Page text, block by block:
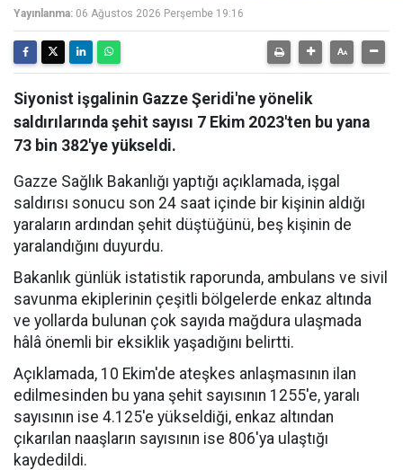
Yayınlanma: 06 Ağustos 2026 Perşembe 19:16
Siyonist işgalinin Gazze Şeridi'ne yönelik
saldırılarında şehit sayısı 7 Ekim 2023'ten bu yana
73 bin 382'ye yükseldi.
Gazze Sağlık Bakanlığı yaptığı açıklamada, işgal
saldırısı sonucu son 24 saat içinde bir kişinin aldığı
yaraların ardından şehit düştüğünü, beş kişinin de
yaralandığını duyurdu.
Bakanlık günlük istatistik raporunda, ambulans ve sivil
savunma ekiplerinin çeşitli bölgelerde enkaz altında
ve yollarda bulunan çok sayıda mağdura ulaşmada
hâlâ önemli bir eksiklik yaşadığını belirtti.
Açıklamada, 10 Ekim'de ateşkes anlaşmasının ilan
edilmesinden bu yana şehit sayısının 1255'e, yaralı
sayısının ise 4.125'e yükseldiği, enkaz altından
çıkarılan naaşların sayısının ise 806'ya ulaştığı
kaydedildi.